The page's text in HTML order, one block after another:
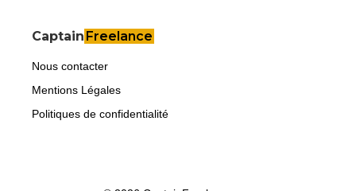
Captain Freelance
Nous contacter
Mentions Légales
Politiques de confidentialité